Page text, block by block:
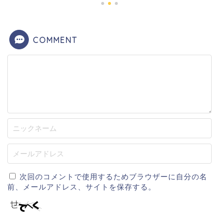
COMMENT
次回のコメントで使用するためブラウザーに自分の名
前、メールアドレス、サイトを保存する。